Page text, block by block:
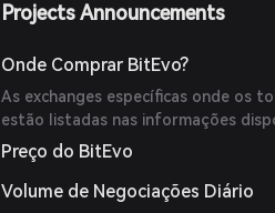
Projects Announcements
Onde Comprar BitEvo?
As exchanges específicas onde os
estão listadas nas informações
Preço do BitEvo
Volume de Negociações Diário